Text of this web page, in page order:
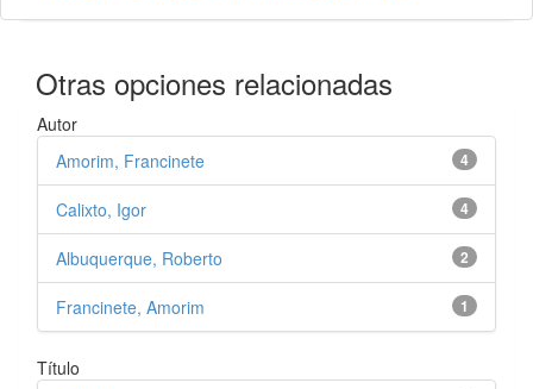
Otras opciones relacionadas
Autor
4
Amorim, Francinete
4
Calixto, Igor
2
Albuquerque, Roberto
1
Francinete, Amorim
Título